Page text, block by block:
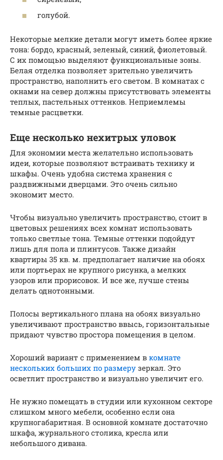
голубой.
Некоторые мелкие детали могут иметь более яркие
тона: бордо, красный, зеленый, синий, фиолетовый.
С их помощью выделяют функциональные зоны.
Белая отделка позволяет зрительно увеличить
пространство, наполнить его светом. В комнатах с
окнами на север должны присутствовать элементы
теплых, пастельных оттенков. Неприемлемы
темные расцветки.
Еще несколько нехитрых уловок
Для экономии места желательно использовать
идеи, которые позволяют встраивать технику и
шкафы. Очень удобна система хранения с
раздвижными дверцами. Это очень сильно
экономит место.
Чтобы визуально увеличить пространство, стоит в
цветовых решениях всех комнат использовать
только светлые тона. Темные оттенки подойдут
лишь для пола и плинтусов. Также дизайн
квартиры 35 кв. м. предполагает наличие на обоях
или портьерах не крупного рисунка, а мелких
узоров или прорисовок. И все же, лучше стены
делать однотонными.
Полосы вертикального плана на обоях визуально
увеличивают пространство ввысь, горизонтальные
придают чувство простора помещения в целом.
Хороший вариант с применением в комнате
нескольких больших по размеру зеркал. Это
осветлит пространство и визуально увеличит его.
Не нужно помещать в студии или кухонном секторе
слишком много мебели, особенно если она
крупногабаритная. В основной комнате достаточно
шкафа, журнального столика, кресла или
небольшого дивана.